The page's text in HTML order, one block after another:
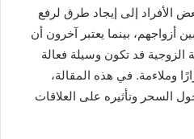
الأفراد إلى إيجاد طرق لرفع
أزواجهم، بينما يعتبر آخرون أن
قد تكون وسيلة فعالة
وملاءمة. في هذه المقالة،
السحر وتأثيره على العلاقات